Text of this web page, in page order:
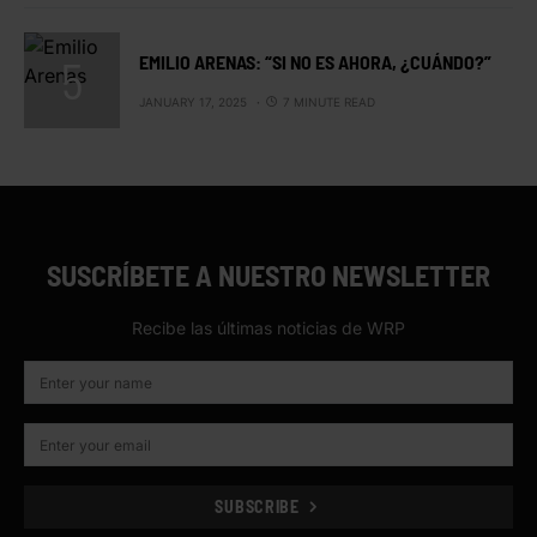
EMILIO ARENAS: “SI NO ES AHORA, ¿CUÁNDO?”
JANUARY 17, 2025 7 MINUTE READ
SUSCRÍBETE A NUESTRO NEWSLETTER
Recibe las últimas noticias de WRP
SUBSCRIBE